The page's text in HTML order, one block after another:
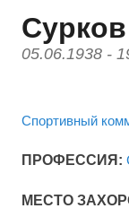
05.06.1938 -
Спортивный
ПРОФЕССИЯ:
МЕСТО